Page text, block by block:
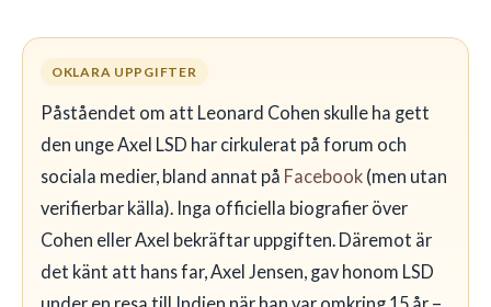
OKLARA UPPGIFTER
Påståendet om att Leonard Cohen skulle ha gett
den unge Axel LSD har cirkulerat på forum och
sociala medier, bland annat på Facebook (men utan
verifierbar källa). Inga officiella biografier över
Cohen eller Axel bekräftar uppgiften. Däremot är
det känt att hans far, Axel Jensen, gav honom LSD